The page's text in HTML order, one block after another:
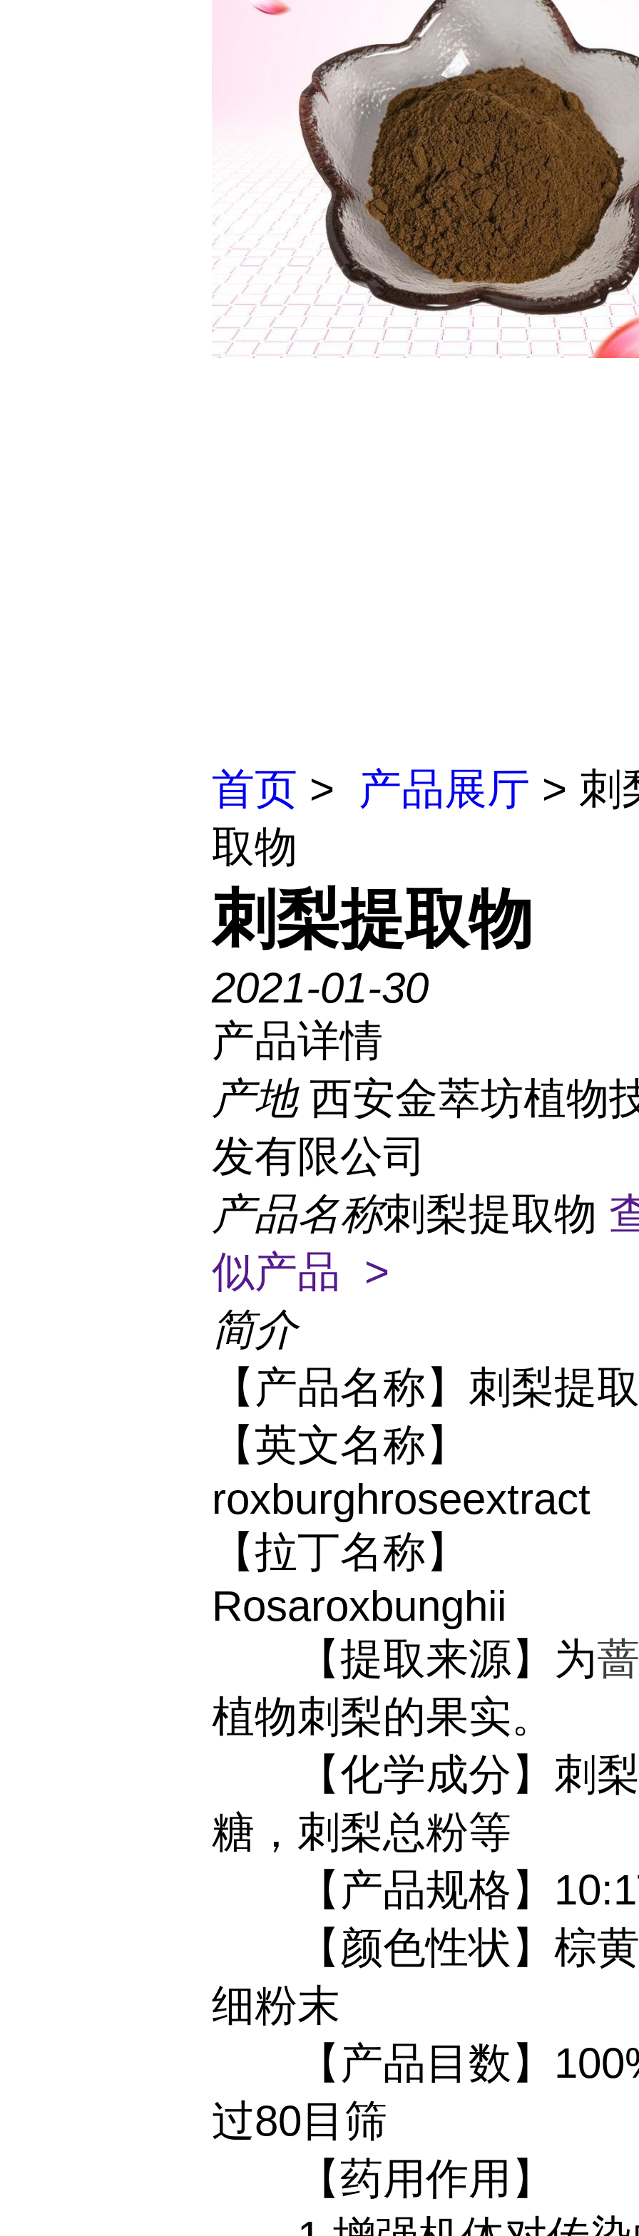
首页 > 产品展厅 > 刺
取物
刺梨提取物
2021-01-30
产品详情
产地 西安金萃坊植物
发有限公司
产品名称刺梨提取物
似产品 >
简介
【产品名称】刺梨提
【英文名称】
【拉丁名称】
Rosaroxbunghii
【提取来源】为
植物刺梨的果实。
【化学成分】刺
糖，刺梨总粉等
【产品规格】
【颜色性状】棕黄
细粉末
【产品目数】
过80目筛
【药用作用】